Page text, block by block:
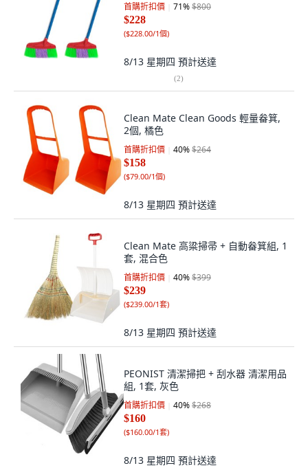
首購折扣價 71%$800
$228
($228.00/1個)
8/13 星期四 預計送達
(2)
Clean Mate Clean Goods 輕量畚箕,
2個, 橘色
首購折扣價 40%$264
$158
($79.00/1個)
8/13 星期四 預計送達
Clean Mate 高粱掃帚 + 自動畚箕組, 1
套, 混合色
首購折扣價 40%$399
$239
($239.00/1套)
8/13 星期四 預計送達
PEONIST 清潔掃把 + 刮水器 清潔用品
組, 1套, 灰色
首購折扣價 40%$268
$160
($160.00/1套)
8/13 星期四 預計送達